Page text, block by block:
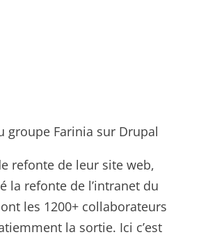
groupe Farinia sur Drupal
refonte de leur site web,
la refonte de l’intranet du
les 1200+ collaborateurs
la sortie. Ici c’est